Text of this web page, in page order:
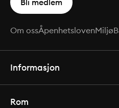
Bli medlem
Om ossÅpenhetslovenMiljø
Informasjon
Rom